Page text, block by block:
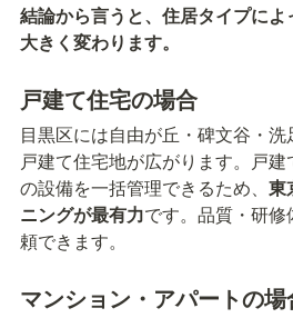
結論から言うと、住居タイプに
大きく変わります。
戸建て住宅の場合
目黒区には自由が丘・碑文谷・
戸建て住宅地が広がります。戸
の設備を一括管理できるため、 東
ニングが最有力です。品質・研
頼できます。
マンション・アパートの場